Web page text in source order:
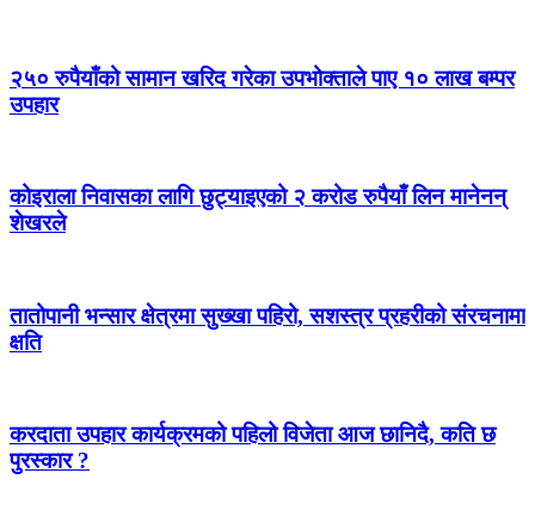
२५० रुपैयाँको सामान खरिद गरेका उपभोक्ताले पाए १० लाख बम्पर
उपहार
कोइराला निवासका लागि छुट्याइएको २ करोड रुपैयाँ लिन मानेनन्
शेखरले
तातोपानी भन्सार क्षेत्रमा सुख्खा पहिरो, सशस्त्र प्रहरीको संरचनामा
क्षति
करदाता उपहार कार्यक्रमको पहिलो विजेता आज छानिदै, कति छ
पुरस्कार ?